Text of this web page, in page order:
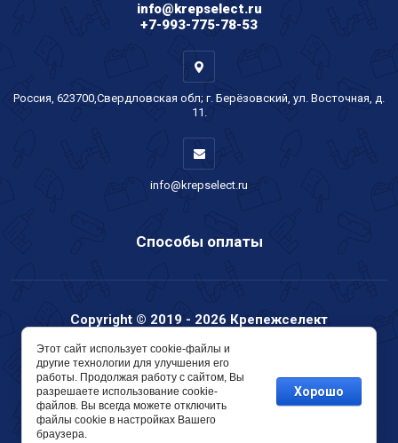
info@krepselect.ru
+7-993-775-78-53
Россия, 623700,Свердловская обл; г. Берёзовский, ул. Восточная, д.
11.
info@krepselect.ru
Способы оплаты
Copyright © 2019 - 2026 Крепежселект
Мегагрупп.ру
Этот сайт использует cookie-файлы и
другие технологии для улучшения его
работы. Продолжая работу с сайтом, Вы
разрешаете использование cookie-
файлов. Вы всегда можете отключить
файлы cookie в настройках Вашего
браузера.
Хорошо